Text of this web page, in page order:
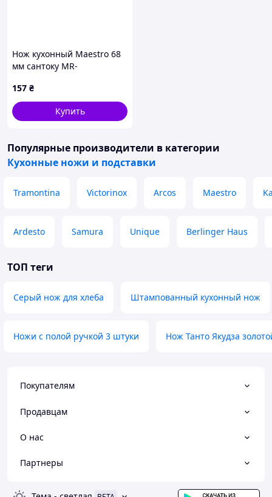
Нож кухонный Maestro 68
мм сантоку MR-
157 ₴
Купить
Популярные производители в категории
Кухонные ножи и подставки
Tramontina Victorinox Arcos Maestro
Ardesto Samura Unique Berlinger Haus
ТОП теги
Серый нож для хлеба Штампованный кухонный нож
Ножи с полой ручкой 3 штуки Нож Танто Якудза
Покупателям
Продавцам
О нас
Партнеры